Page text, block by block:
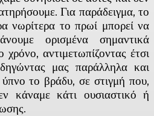
Για παράδειγμα, το
νωρίτερα το πρωί μπορεί να
ορισμένα σημαντικά
αντιμετωπίζοντας έτσι
μας παράλληλα και
το βράδυ, σε στιγμή που,
κάναμε κάτι ουσιαστικό ή